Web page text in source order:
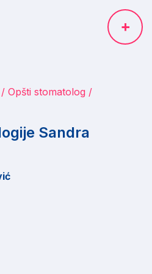
Opšti stomatolog
Sandra